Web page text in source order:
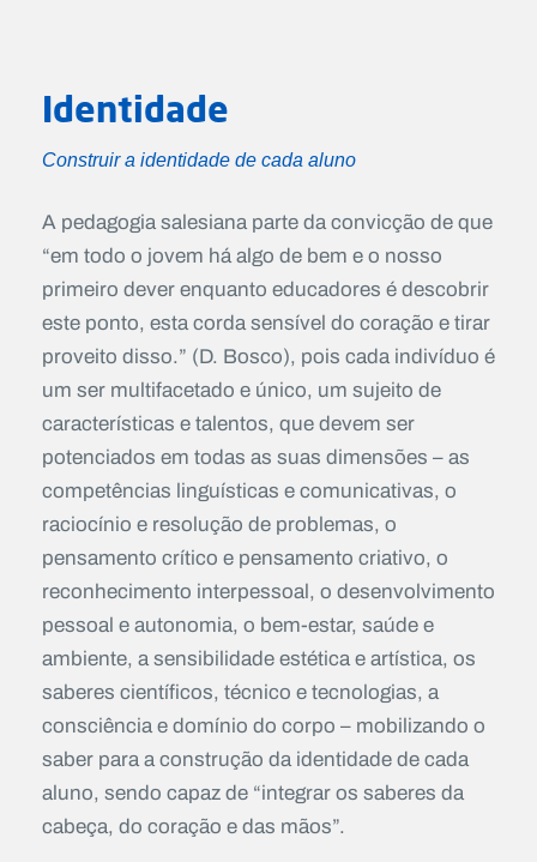
Identidade
Construir a identidade de cada aluno
A pedagogia salesiana parte da convicção de que
“em todo o jovem há algo de bem e o nosso
primeiro dever enquanto educadores é descobrir
este ponto, esta corda sensível do coração e tirar
proveito disso.” (D. Bosco), pois cada indivíduo é
um ser multifacetado e único, um sujeito de
características e talentos, que devem ser
potenciados em todas as suas dimensões – as
competências linguísticas e comunicativas, o
raciocínio e resolução de problemas, o
pensamento crítico e pensamento criativo, o
reconhecimento interpessoal, o desenvolvimento
pessoal e autonomia, o bem-estar, saúde e
ambiente, a sensibilidade estética e artística, os
saberes científicos, técnico e tecnologias, a
consciência e domínio do corpo – mobilizando o
saber para a construção da identidade de cada
aluno, sendo capaz de “integrar os saberes da
cabeça, do coração e das mãos”.